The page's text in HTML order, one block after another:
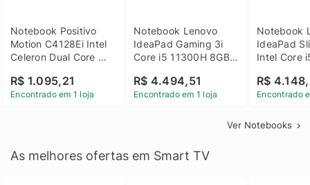
Notebook Positivo
Motion C4128Ei Intel
Celeron Dual Core
Linux 14 - 3002181
R$ 1.095,21
Encontrado em 1 loja
Notebook Lenovo
IdeaPad Gaming 3i
Core i5 11300H 8GB
GTX 1650 4GB 15.6
FHD Linux - Preto
R$ 4.494,51
Encontrado em 1 loja
Notebook
IdeaPad
Intel Core
SSD Win
R$
Encontrado
Ver Notebooks
As melhores ofertas em Smart TV